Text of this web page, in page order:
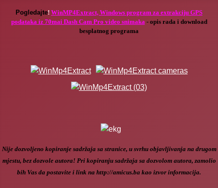
Pogledajte! WinMP4Extract, Windows program za extrakciju GPS
podataka iz 70mai Dash Cam Pro video snimaka - opis rada i download
besplatnog programa
Nije dozvoljeno kopiranje sadržaja sa stranice, u svrhu objavljivanja na drugom
mjestu, bez dozvole autora! Pri kopiranju sadržaja sa dozvolom autora, zamolio
bih Vas da postavite i link na http://amicus.ba kao izvor informacija.